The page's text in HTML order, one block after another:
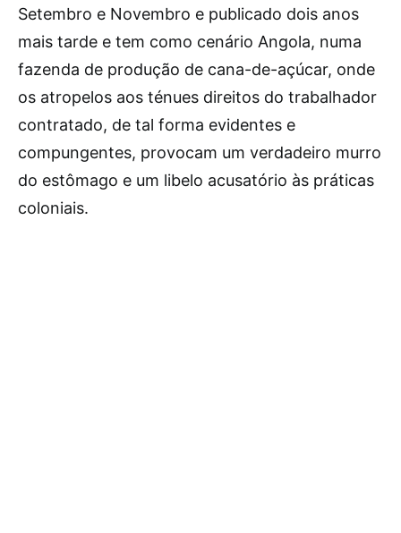
Setembro e Novembro e publicado dois anos
mais tarde e tem como cenário Angola, numa
fazenda de produção de cana-de-açúcar, onde
os atropelos aos ténues direitos do trabalhador
contratado, de tal forma evidentes e
compungentes, provocam um verdadeiro murro
do estômago e um libelo acusatório às práticas
coloniais.